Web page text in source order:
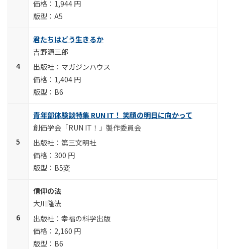
1,944 円
A5
君たちはどう生きるか
吉野源三郎
マガジンハウス
1,404 円
B6
青年部体験談特集 RUN IT！ 笑顔の明日に向かって
創価学会「RUN IT！」製作委員会
第三文明社
300 円
B5変
信仰の法
大川隆法
幸福の科学出版
2,160 円
B6